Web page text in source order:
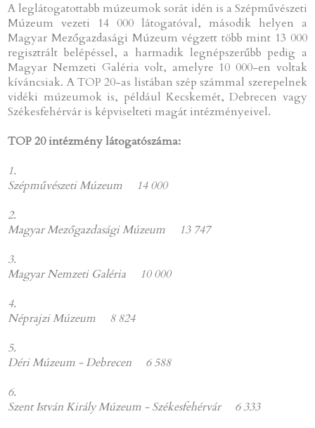
A leglátogatottabb múzeumok sorát idén is a Szépművészeti
Múzeum vezeti 14 000 látogatóval, második helyen a
Magyar Mezőgazdasági Múzeum végzett több mint 13 000
regisztrált belépéssel, a harmadik legnépszerűbb pedig a
Magyar Nemzeti Galéria volt, amelyre 10 000-en voltak
kíváncsiak. A TOP 20-as listában szép számmal szerepelnek
vidéki múzeumok is, például Kecskemét, Debrecen vagy
Székesfehérvár is képviselteti magát intézményeivel.
TOP 20 intézmény látogatószáma:
1.
Szépművészeti Múzeum 14 000
2.
Magyar Mezőgazdasági Múzeum 13 747
3.
Magyar Nemzeti Galéria 10 000
4.
Néprajzi Múzeum 8 824
5.
Déri Múzeum - Debrecen 6 588
6.
Szent István Király Múzeum - Székesfehérvár 6 333